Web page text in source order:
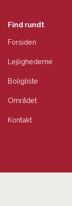
Find rundt
Forsiden
Lejlighederne
Boligliste
Området
Kontakt